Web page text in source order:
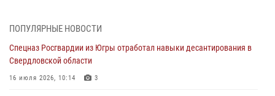
генерала армии Ивана Яковлева
05 августа 2026, 11:31
ПОПУЛЯРНЫЕ НОВОСТИ
Спецназ Росгвардии из Югры отработал навыки десантирования в
Свердловской области
16 июля 2026, 10:14 3